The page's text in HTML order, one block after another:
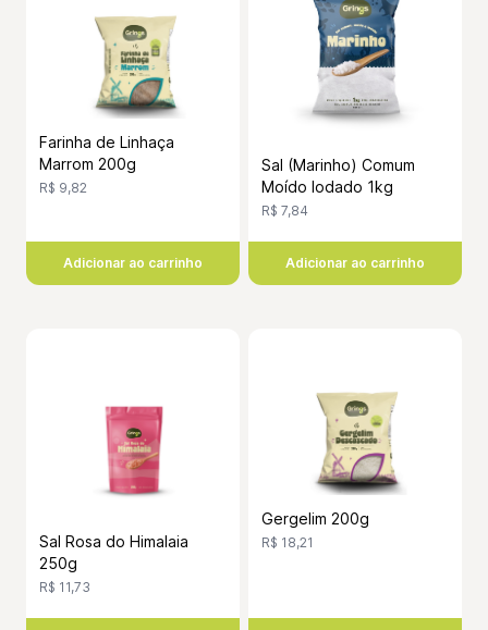
Farinha de Linhaça
Marrom 200g
R$ 9,82
Adicionar ao carrinho
Sal (Marinho) Comum
Moído Iodado 1kg
R$ 7,84
Adicionar ao carrinho
Sal Rosa do Himalaia
250g
R$ 11,73
Gergelim 200g
R$ 18,21